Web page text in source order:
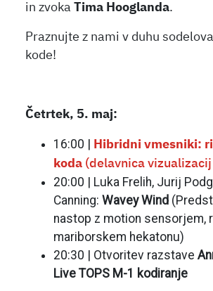
in zvokaTima Hooglanda.
Praznujte z nami v duhu
kode!
Četrtek, 5. maj:
16:00 | Hibridni vmesniki:
koda (delavnica
20:00 | Luka Frelih, Jurij
Canning:Wavey Wind
nastop z motion sensorjem,
mariborskem hekatonu)
20:30 | Otvoritev razstave
Live TOPS M-1 kodiranje